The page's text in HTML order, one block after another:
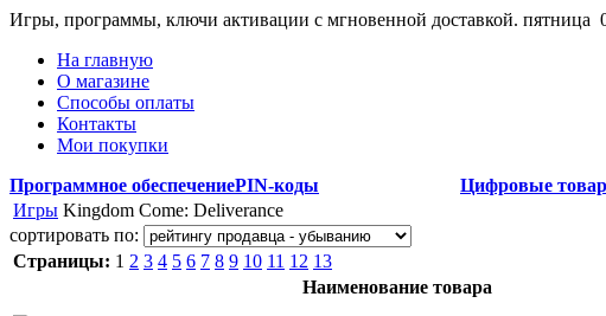
Игры, программы, ключи активации с мгновенной доставкой. пятница
На главную
О магазине
Способы оплаты
Контакты
Мои покупки
Программное обеспечениеPIN-коды Цифровые
Игры Kingdom Come: Deliverance
сортировать по:
Страницы: 1 2 3 4 5 6 7 8 9 10 11 12 13
Наименование товара